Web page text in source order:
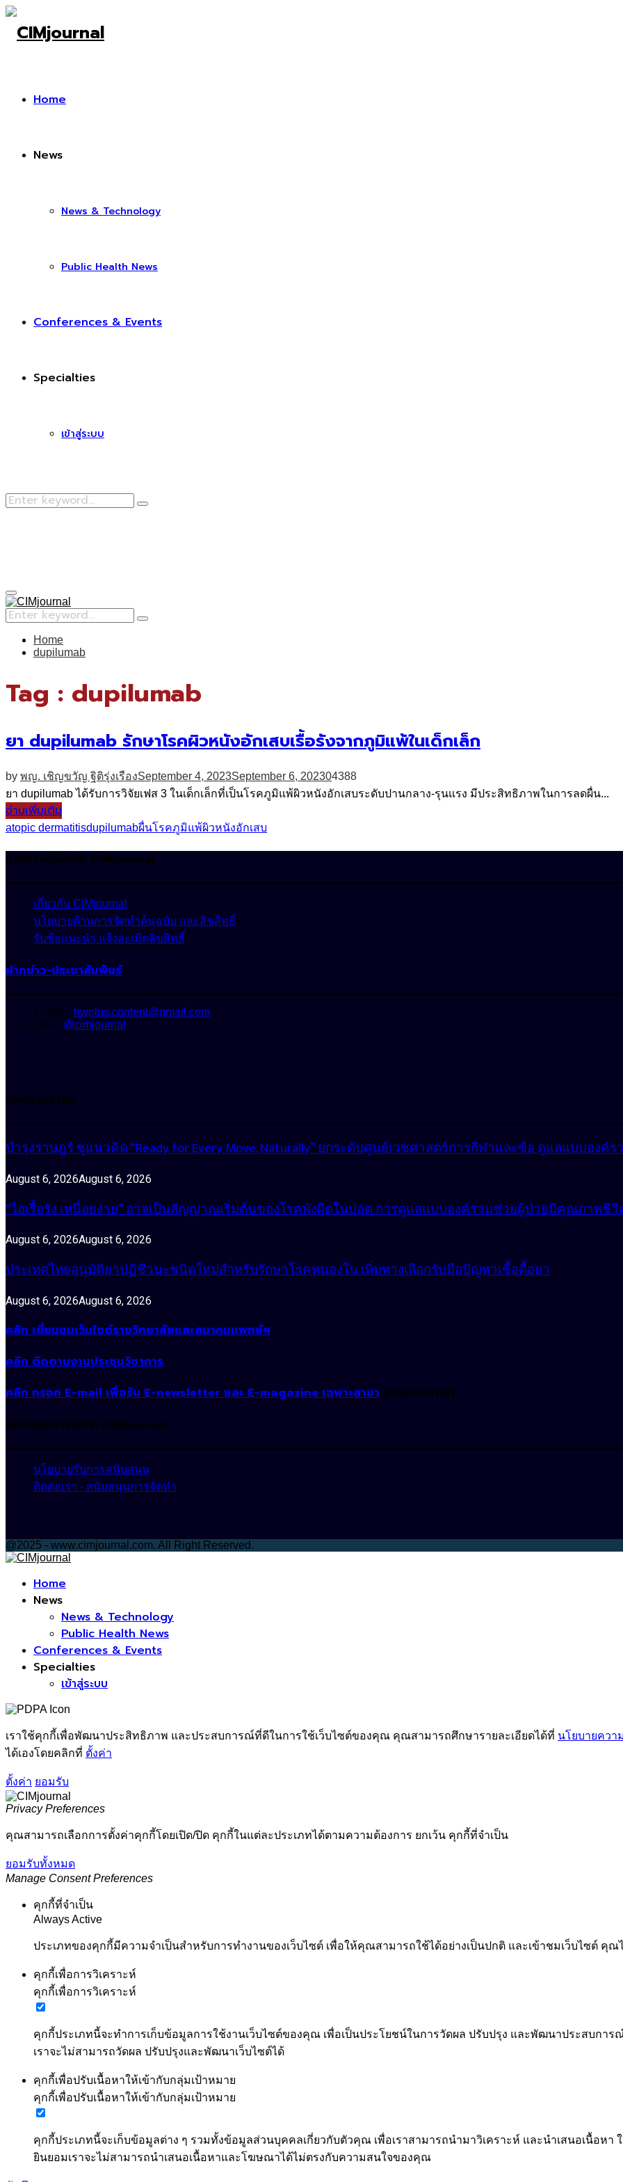
Home
News
News & Technology
Public Health News
Conferences & Events
Specialties
เข้าสู่ระบบ
Search
Search
Primary
Menu
Search
for:
Search
Home
dupilumab
Tag : dupilumab
ยา dupilumab รักษาโรคผิวหนังอักเสบเรื้อรังจากภูมิแพ้ในเด็กเล็ก
by พญ. เชิญขวัญ ฐิติรุ่งเรืองSeptember 4, 2023September 6, 202304388
ยา dupilumab ได้รับการวิจัยเฟส 3 ในเด็กเล็กที่เป็นโรคภูมิแพ้ผิวหนังอักเสบระดับปานกลาง-รุนแรง มีประสิทธิภาพในการลดผื่น...
อ่านเพิ่มเติม
atopic dermatitisdupilumabผื่นโรคภูมิแพ้ผิวหนังอักเสบ
นโยบายเกี่ยวกับ CIMjournal
เกี่ยวกับ CIMjournal
นโยบายด้านการจัดทำต้นฉบับ และลิขสิทธิ์
รับข้อแนะนำ แจ้งละเมิดลิขสิทธิ์
ฝากข่าว-ประชาสัมพันธ์
E-mail : hwplus.content@gmail.com
Line : @cimjournal
บทความล่าสุด
บำรุงราษฎร์ ชูแนวคิด “Ready for Every Move, Naturally” ยกระดับศูนย์เวชศาสตร์การกีฬาและข้อ ดูแลแบบองค์ร
August 6, 2026August 6, 2026
“ไอเรื้อรัง เหนื่อยง่าย” อาจเป็นสัญญาณเริ่มต้นของโรคพังผืดในปอด การดูแลแบบองค์รวมช่วยผู้ป่วยมีคุณภาพชี
August 6, 2026August 6, 2026
ประเทศไทยอนุมัติยาปฏิชีวนะชนิดใหม่สำหรับรักษาโรคหนองใน เพิ่มทางเลือกรับมือปัญหาเชื้อดื้อยา
August 6, 2026August 6, 2026
คลิก เยี่ยมชมเว็บไซต์ราชวิทยาลัยและสมาคมแพทย์ฯ
คลิก ติดตามงานประชุมวิชาการ
คลิก กรอก E-mail เพื่อรับ E-newsletter และ E-magazine เฉพาะสาขา (เฉพาะแพทย์)
สนับสนุนการจัดทำ CIMjournal
นโยบายรับการสนับสนุน
ติดต่อเรา - สนับสนุนการจัดทำ
@2025 - www.cimjournal.com. All Right Reserved.
Home
News
News & Technology
Public Health News
Conferences & Events
Specialties
เข้าสู่ระบบ
เราใช้คุกกี้เพื่อพัฒนาประสิทธิภาพ และประสบการณ์ที่ดีในการใช้เว็บไซต์ของคุณ คุณสามารถศึกษารายละเอียดได้ที่ นโยบายควา
ได้เองโดยคลิกที่ ตั้งค่า
ตั้งค่า ยอมรับ
Privacy Preferences
คุณสามารถเลือกการตั้งค่าคุกกี้โดยเปิด/ปิด คุกกี้ในแต่ละประเภทได้ตามความต้องการ ยกเว้น คุกกี้ที่จำเป็น
ยอมรับทั้งหมด
Manage Consent Preferences
คุกกี้ที่จำเป็น
Always Active
ประเภทของคุกกี้มีความจำเป็นสำหรับการทำงานของเว็บไซต์ เพื่อให้คุณสามารถใช้ได้อย่างเป็นปกติ และเข้าชมเว็บไซต์ คุ
คุกกี้เพื่อการวิเคราะห์
คุกกี้เพื่อการวิเคราะห์
คุกกี้ประเภทนี้จะทำการเก็บข้อมูลการใช้งานเว็บไซต์ของคุณ เพื่อเป็นประโยชน์ในการวัดผล ปรับปรุง และพัฒนาประสบกา
เราจะไม่สามารถวัดผล ปรับปรุงและพัฒนาเว็บไซต์ได้
คุกกี้เพื่อปรับเนื้อหาให้เข้ากับกลุ่มเป้าหมาย
คุกกี้เพื่อปรับเนื้อหาให้เข้ากับกลุ่มเป้าหมาย
คุกกี้ประเภทนี้จะเก็บข้อมูลต่าง ๆ รวมทั้งข้อมูลส่วนบุคคลเกี่ยวกับตัวคุณ เพื่อเราสามารถนำมาวิเคราะห์ และนำเสนอเนื้อ
ยินยอมเราจะไม่สามารถนำเสนอเนื้อหาและโฆษณาได้ไม่ตรงกับความสนใจของคุณ